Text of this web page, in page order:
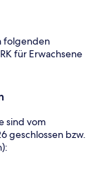
folgenden
für Erwachsene
sind vom
geschlossen bzw.